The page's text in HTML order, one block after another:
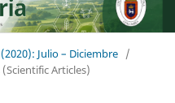
Julio – Diciembre /
Articles)